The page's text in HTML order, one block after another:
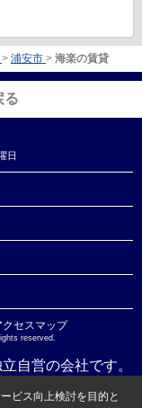
> 浦安市 > 海楽の賃貸
る
日
クセスマップ
reserved.
自営の会社です。
ビス向上検討を目的と